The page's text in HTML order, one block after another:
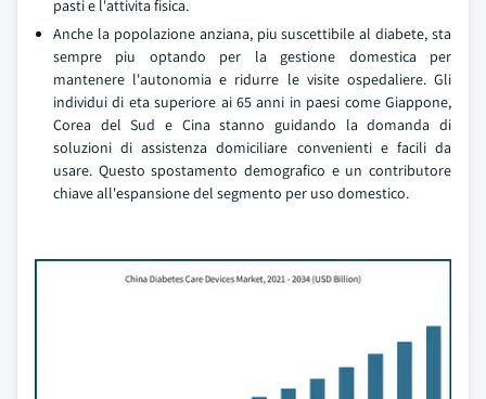
pasti e l'attivita fisica.
Anche la popolazione anziana, piu suscettibile al diabete, sta
sempre piu optando per la gestione domestica per
mantenere l'autonomia e ridurre le visite ospedaliere. Gli
individui di eta superiore ai 65 anni in paesi come Giappone,
Corea del Sud e Cina stanno guidando la domanda di
soluzioni di assistenza domiciliare convenienti e facili da
usare. Questo spostamento demografico e un contributore
chiave all'espansione del segmento per uso domestico.